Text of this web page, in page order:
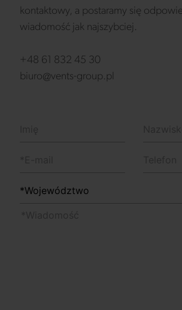
kontaktowy, a postaramy się
wiadomość jak najszybciej.
+48 61 832 45 30
biuro@vents-group.pl